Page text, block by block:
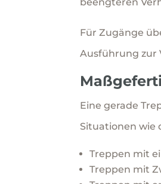
Für Zugänge
Ausführung zur
Eine gerade
Situationen wie
Treppen mit
Treppen mit